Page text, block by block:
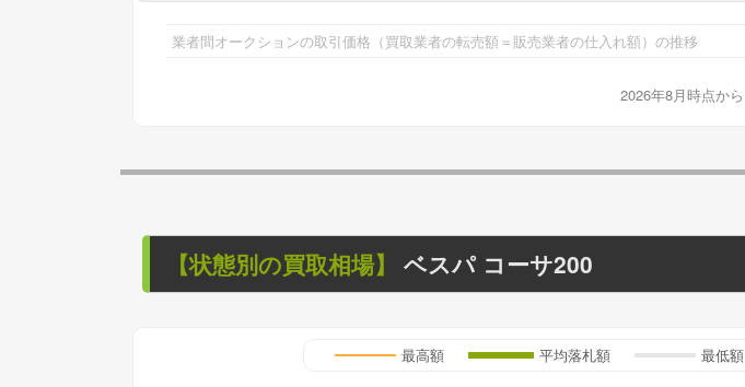
業者間オークションの取引価格（買取業者の転売額＝販売業者の仕入れ額）の推移
2026年8月時点から
【状態別の買取相場】 ベスパ コーサ200
最高額 平均落札額 最低額